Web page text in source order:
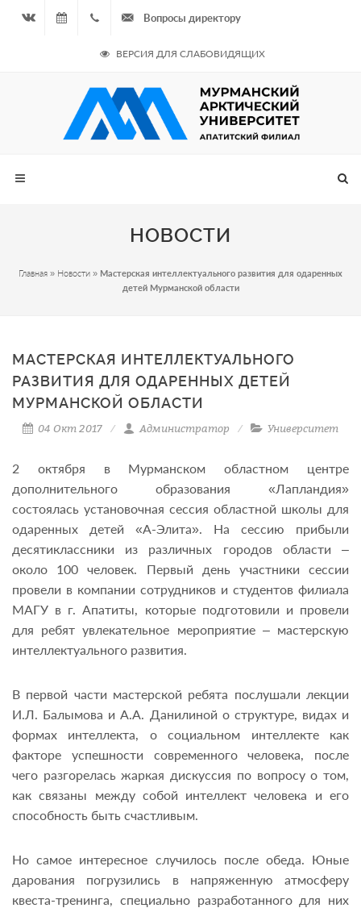
09.08.2026
- Чётная
неделя
964
687
Вопросы директору
ВЕРСИЯ ДЛЯ СЛАБОВИДЯЩИХ
НОВОСТИ
Главная » Новости » Мастерская интеллектуального развития для одаренных
детей Мурманской области
МАСТЕРСКАЯ ИНТЕЛЛЕКТУАЛЬНОГО
РАЗВИТИЯ ДЛЯ ОДАРЕННЫХ ДЕТЕЙ
МУРМАНСКОЙ ОБЛАСТИ
04 Окт 2017 Администратор Университет
2 октября в Мурманском областном центре
дополнительного образования «Лапландия»
состоялась установочная сессия областной школы для
одаренных детей «А-Элита». На сессию прибыли
десятиклассники из различных городов области –
около 100 человек. Первый день участники сессии
провели в компании сотрудников и студентов филиала
МАГУ в г. Апатиты, которые подготовили и провели
для ребят увлекательное мероприятие – мастерскую
интеллектуального развития.
В первой части мастерской ребята послушали лекции
И.Л. Балымова и А.А. Данилиной о структуре, видах и
формах интеллекта, о социальном интеллекте как
факторе успешности современного человека, после
чего разгорелась жаркая дискуссия по вопросу о том,
как связаны между собой интеллект человека и его
способность быть счастливым.
Но самое интересное случилось после обеда. Юные
дарования погрузились в напряженную атмосферу
квеста-тренинга, специально разработанного для них